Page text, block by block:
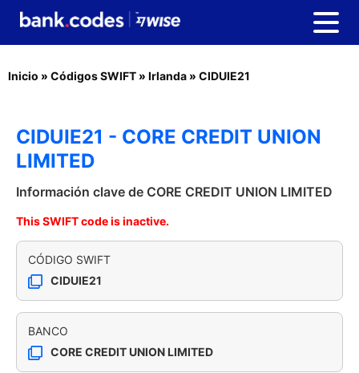
Inicio » Códigos SWIFT » Irlanda » CIDUIE21
CIDUIE21 - CORE CREDIT UNION
LIMITED
Información clave de CORE CREDIT UNION LIMITED
This SWIFT code is inactive.
CÓDIGO SWIFT
CIDUIE21
BANCO
CORE CREDIT UNION LIMITED